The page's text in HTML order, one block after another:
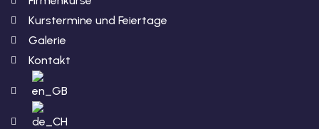
Kurstermine und Feiertage
Galerie
Kontakt